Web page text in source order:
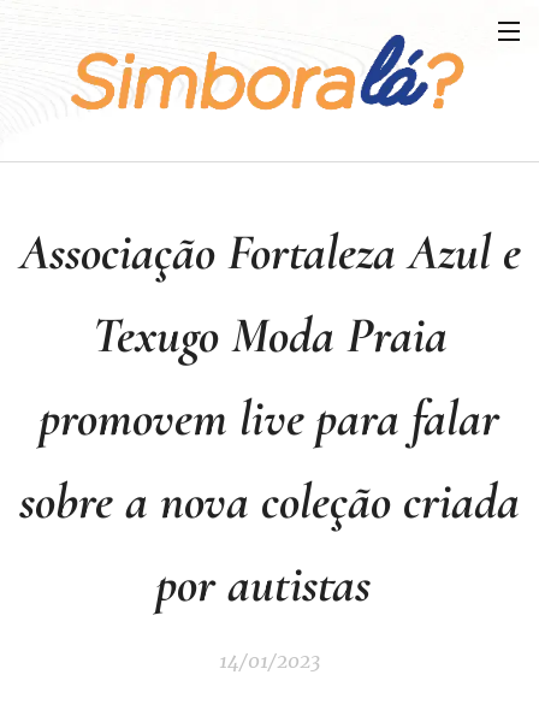
Associação Fortaleza Azul e
Texugo Moda Praia
promovem live para falar
sobre a nova coleção criada
por autistas
14/01/2023